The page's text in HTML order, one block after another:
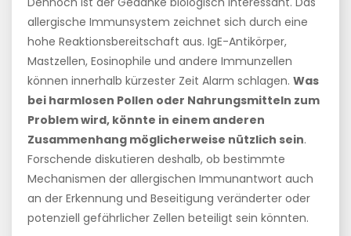
allergische Immunsystem zeichnet sich durch eine
hohe Reaktionsbereitschaft aus. IgE-Antikörper,
Mastzellen, Eosinophile und andere Immunzellen
können innerhalb kürzester Zeit Alarm schlagen. Was
bei harmlosen Pollen oder Nahrungsmitteln zum
Problem wird, könnte in einem anderen
Zusammenhang möglicherweise nützlich sein.
Forschende diskutieren deshalb, ob bestimmte
Mechanismen der allergischen Immunantwort auch
an der Erkennung und Beseitigung veränderter oder
potenziell gefährlicher Zellen beteiligt sein könnten.